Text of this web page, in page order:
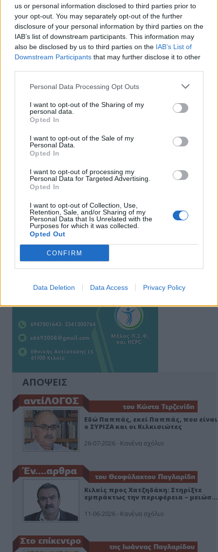
us or personal information disclosed to third parties prior to
your opt-out. You may separately opt-out of the further
disclosure of your personal information by third parties on the
IAB’s list of downstream participants. This information may
also be disclosed by us to third parties on the IAB’s List of
Downstream Participants that may further disclose it to other
Personal Data Processing Opt Outs
I want to opt-out of the Sharing of my
personal data.
Opted In
I want to opt-out of the Sale of my
Personal Data.
Opted In
I want to opt-out of processing my
Personal Data for Targeted Advertising.
Opted In
I want to opt-out of Collection, Use,
Retention, Sale, and/or Sharing of my
Personal Data that Is Unrelated with the
Purposes for which it was collected.
Opted Out
CONFIRM
Data Deletion Data Access Privacy Policy
Ειδήσεις 5-8-2026
ΑΠΟΨΕΙΣ
Εδώ Παππάς, εκεί Παππάς, που είναι
ο ΣΥΡΙΖΑ και οι Κιλκισιώτες
26-07-2026 - Κανένα σχόλιο
Κιλκίς προς Χατζηδάκη: Στηρίξτε
εμπράκτως την περιφέρεια – μειώσ…
11-06-2026 - Κανένα σχόλιο